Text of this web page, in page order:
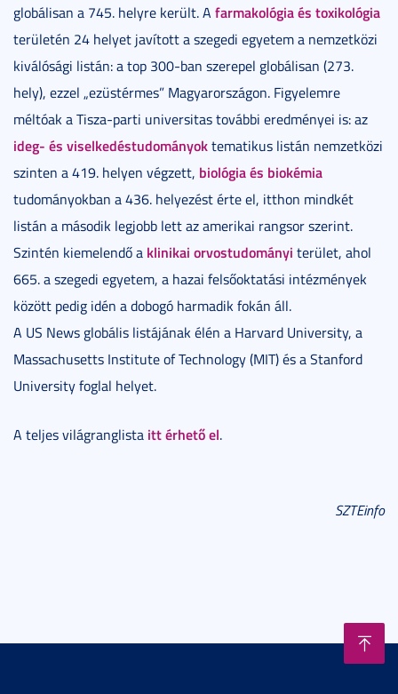
globálisan a 745. helyre került. A farmakológia és toxikológia
területén 24 helyet javított a szegedi egyetem a nemzetközi
kiválósági listán: a top 300-ban szerepel globálisan (273.
hely), ezzel „ezüstérmes” Magyarországon. Figyelemre
méltóak a Tisza-parti universitas további eredményei is: az
ideg- és viselkedéstudományoktematikus listán nemzetközi
szinten a 419. helyen végzett, biológia és biokémia
tudományokban a 436. helyezést érte el, itthon mindkét
listán a második legjobb lett az amerikai rangsor szerint.
Szintén kiemelendő a klinikai orvostudományi terület, ahol
665. a szegedi egyetem, a hazai felsőoktatási intézmények
között pedig idén a dobogó harmadik fokán áll.
A US News globális listájának élén a Harvard University, a
Massachusetts Institute of Technology (MIT) és a Stanford
University foglal helyet.
A teljes világranglista itt érhető el.
SZTEinfo